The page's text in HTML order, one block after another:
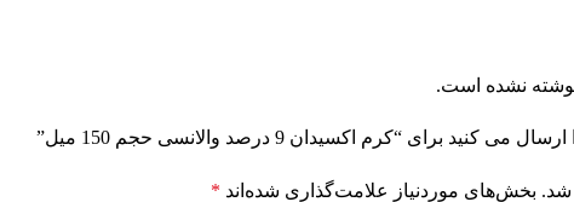
نشده است.
برای “کرم اکسیدان 9 درصد والانسی حجم 150 میل”
شد. بخش‌های موردنیاز علامت‌گذاری شده‌اند *